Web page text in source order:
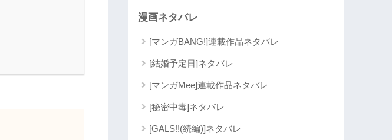
漫画ネタバレ
[マンガBANG!]連載作品ネタバレ
[結婚予定日]ネタバレ
[マンガMee]連載作品ネタバレ
[秘密中毒]ネタバレ
[GALS!!(続編)]ネタバレ